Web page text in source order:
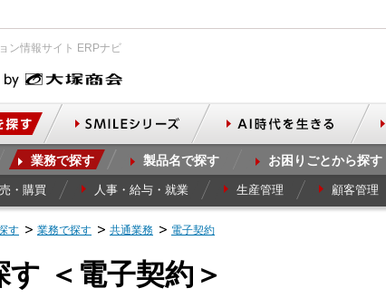
ン情報サイト ERPナビ
業務で探す 製品名で探す お困りごとから探す
・購買 人事・給与・就業 生産管理 顧客管理
す 業務で探す 共通業務 電子契約
す ＜電子契約＞